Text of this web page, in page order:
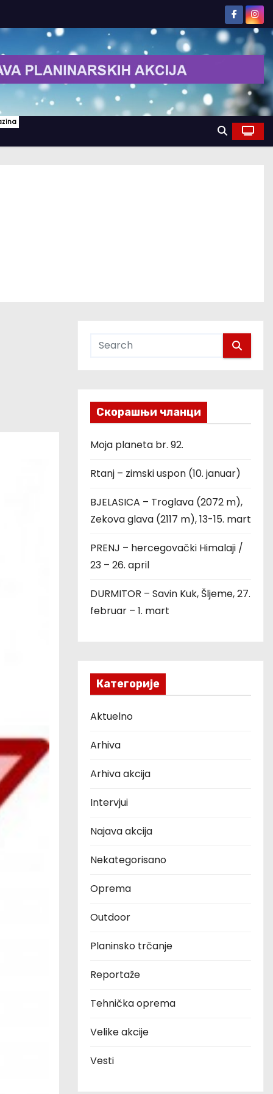
Скорашњи чланци
Moja planeta br. 92.
Rtanj – zimski uspon (10. januar)
BJELASICA – Troglava (2072 m),
Zekova glava (2117 m), 13-15. mart
PRENJ – hercegovački Himalaji /
23 – 26. april
DURMITOR – Savin Kuk, Šljeme, 27.
februar – 1. mart
Категорије
Aktuelno
Arhiva
Arhiva akcija
Intervjui
Najava akcija
Nekategorisano
Oprema
Outdoor
Planinsko trčanje
Reportaže
Tehnička oprema
Velike akcije
Vesti